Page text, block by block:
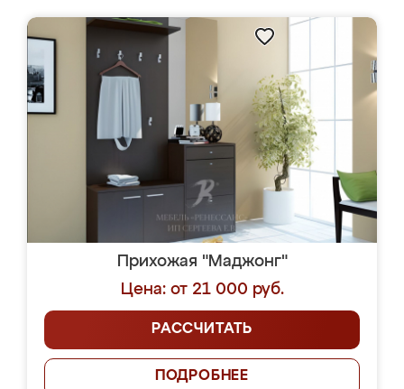
Прихожая "Маджонг"
Цена: от 21 000 руб.
РАССЧИТАТЬ
ПОДРОБНЕЕ